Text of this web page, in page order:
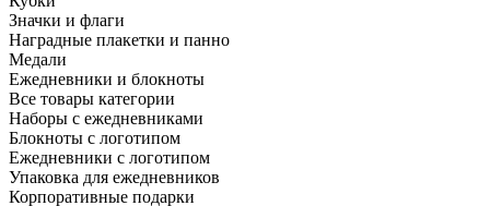
Значки и флаги
Наградные плакетки и панно
Медали
Ежедневники и блокноты
Все товары категории
Наборы с ежедневниками
Блокноты с логотипом
Ежедневники с логотипом
Упаковка для ежедневников
Корпоративные подарки